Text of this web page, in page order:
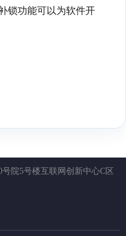
锁功能可以为软件开
院5号楼互联网创新中心C区